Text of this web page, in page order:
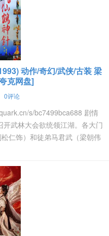
动作/奇幻/武侠/古装 梁
克网盘]
0评论
s/bc7499bca688 剧情
武林大会欲统领江湖。各大门
仁饰）和徒弟马君武（梁朝伟